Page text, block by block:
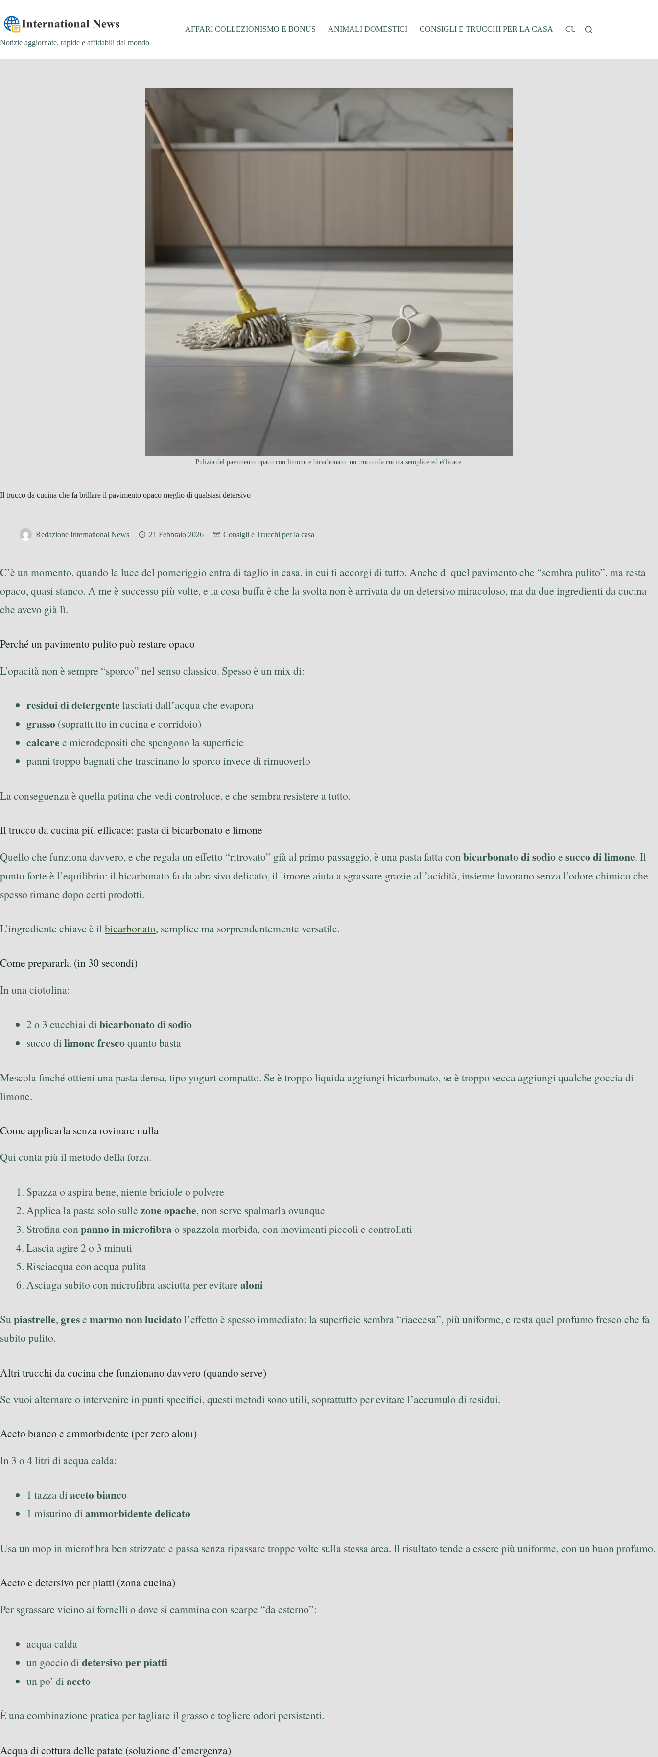
contenuto
Notizie aggiornate, rapide e affidabili dal mondo
AFFARI COLLEZIONISMO E BONUS ANIMALI DOMESTICI CONSIGLI E TRUCCHI PER LA CASA CUCINA E RICETTE
Pulizia del pavimento opaco con limone e bicarbonato: un trucco da cucina semplice ed efficace.
Il trucco da cucina che fa brillare il pavimento opaco meglio di qualsiasi detersivo
Redazione International News 21 Febbraio 2026 Consigli e Trucchi per la casa
C’è un momento, quando la luce del pomeriggio entra di taglio in casa, in cui ti accorgi di tutto. Anche di quel pavimento che “sembra pulito”, ma resta
opaco, quasi stanco. A me è successo più volte, e la cosa buffa è che la svolta non è arrivata da un detersivo miracoloso, ma da due ingredienti da cucina
che avevo già lì.
Perché un pavimento pulito può restare opaco
L’opacità non è sempre “sporco” nel senso classico. Spesso è un mix di:
residui di detergente lasciati dall’acqua che evapora
grasso (soprattutto in cucina e corridoio)
calcare e microdepositi che spengono la superficie
panni troppo bagnati che trascinano lo sporco invece di rimuoverlo
La conseguenza è quella patina che vedi controluce, e che sembra resistere a tutto.
Il trucco da cucina più efficace: pasta di bicarbonato e limone
Quello che funziona davvero, e che regala un effetto “ritrovato” già al primo passaggio, è una pasta fatta con bicarbonato di sodioe succo di limone. Il
punto forte è l’equilibrio: il bicarbonato fa da abrasivo delicato, il limone aiuta a sgrassare grazie all’acidità, insieme lavorano senza l’odore chimico che
spesso rimane dopo certi prodotti.
L’ingrediente chiave è ilbicarbonato, semplice ma sorprendentemente versatile.
Come prepararla (in 30 secondi)
In una ciotolina:
2 o 3 cucchiai dibicarbonato di sodio
succo dilimone frescoquanto basta
Mescola finché ottieni una pasta densa, tipo yogurt compatto. Se è troppo liquida aggiungi bicarbonato, se è troppo secca aggiungi qualche goccia di
limone.
Come applicarla senza rovinare nulla
Qui conta più il metodo della forza.
Spazza o aspira bene, niente briciole o polvere
Applica la pasta solo sulle zone opache, non serve spalmarla ovunque
Strofina con panno in microfibrao spazzola morbida, con movimenti piccoli e controllati
Lascia agire 2 o 3 minuti
Risciacqua con acqua pulita
Asciuga subito con microfibra asciutta per evitare aloni
Su piastrelle, grese marmo non lucidatol’effetto è spesso immediato: la superficie sembra “riaccesa”, più uniforme, e resta quel profumo fresco che fa
subito pulito.
Altri trucchi da cucina che funzionano davvero (quando serve)
Se vuoi alternare o intervenire in punti specifici, questi metodi sono utili, soprattutto per evitare l’accumulo di residui.
Aceto bianco e ammorbidente (per zero aloni)
In 3 o 4 litri di acqua calda:
1 tazza diaceto bianco
1 misurino diammorbidente delicato
Usa un mop in microfibra ben strizzato e passa senza ripassare troppe volte sulla stessa area. Il risultato tende a essere più uniforme, con un buon profumo.
Aceto e detersivo per piatti (zona cucina)
Per sgrassare vicino ai fornelli o dove si cammina con scarpe “da esterno”:
acqua calda
un goccio didetersivo per piatti
un po’ diaceto
È una combinazione pratica per tagliare il grasso e togliere odori persistenti.
Acqua di cottura delle patate (soluzione d’emergenza)